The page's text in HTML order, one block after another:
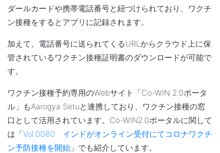
ダールカードや携帯電話番号と紐づけられており、 ワクチ
ン接種をするとアプリに記録されます。
加えて、電話番号に送られてくるURLからクラウド上に保
管されているワクチン接種証明書のダウンロードが可能で
す。
ワクチン接種予約専用のWebサイト「Co-WIN 2.0ポータ
ル」もAarogya Setuと連携しており、ワクチン接種の窓
口として活用されています。Co-WIN2.0ポータルに関して
は「Vol.0080 インドがオンライン受付にてコロナワクチ
ン予防接種を開始 」でも紹介しています。